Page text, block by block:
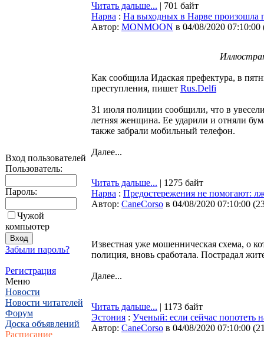
Вход пользователей
Пользователь:
Пароль:
Чужой
компьютер
Забыли пароль?
Регистрация
Меню
Новости
Новости читателей
Форум
Доска объявлений
Расписание
Читать дальше... | 701 байт
Нарва : На выходных в Нарве произошла
Автор: MONMOON в 04/08/2020 07:10:00
Как сообщила Идаская префектура, в
преступления, пишет Rus.Delfi
31 июля полиции сообщили, что в
летняя женщина. Ее ударили и отняли
также забрали мобильный телефон.
Далее...
Читать дальше... | 1275 байт
Нарва : Предостережения не помогают:
Автор: CaneCorso в 04/08/2020 07:10:00 (
Известная уже мошенническая схема, о
полиция, вновь сработала. Пострадал
Далее...
Читать дальше... | 1173 байт
Эстония : Ученый: если сейчас попотеть
Автор: CaneCorso в 04/08/2020 07:10:00 (